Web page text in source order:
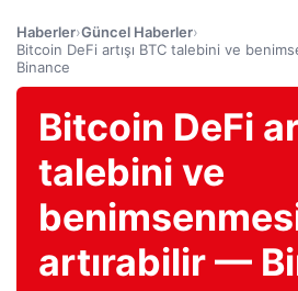
Haberler›Güncel Haberler›
Bitcoin DeFi artışı BTC talebini ve
Binance
Bitcoin DeFi
talebini ve
artırabilir —